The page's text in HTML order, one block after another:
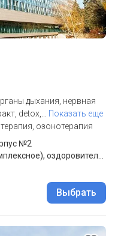
дыхания, нервная
detox,
Показать еще
озонотерапия
№2
Выбрать